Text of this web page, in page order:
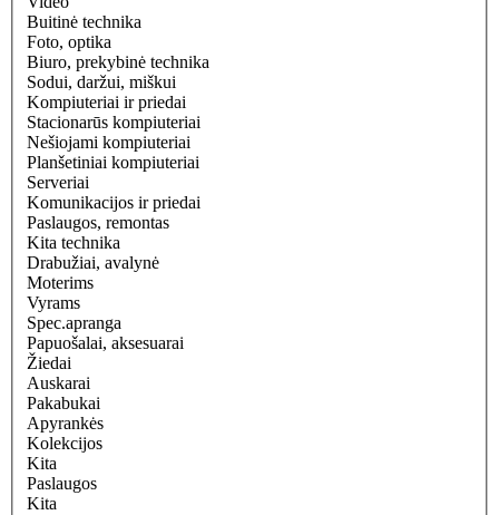
Buitinė technika
Foto, optika
Biuro, prekybinė technika
Sodui, daržui, miškui
Kompiuteriai ir priedai
Stacionarūs kompiuteriai
Nešiojami kompiuteriai
Planšetiniai kompiuteriai
Serveriai
Komunikacijos ir priedai
Paslaugos, remontas
Kita technika
Drabužiai, avalynė
Moterims
Vyrams
Spec.apranga
Papuošalai, aksesuarai
Žiedai
Auskarai
Pakabukai
Apyrankės
Kolekcijos
Kita
Paslaugos
Kita